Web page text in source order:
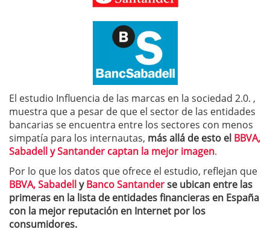
El estudio Influencia de las marcas en la sociedad 2.0. ,
muestra que a pesar de que el sector de las entidades
bancarias se encuentra entre los sectores con menos
simpatía para los internautas, más allá de esto el BBVA,
Sabadell y Santander captan la mejor imagen.
Por lo que los datos que ofrece el estudio, reflejan que
BBVA,SabadellyBanco Santanderse ubican entre las
primeras en la lista de entidades financieras en España
con la mejor reputación en Internet por los
consumidores.